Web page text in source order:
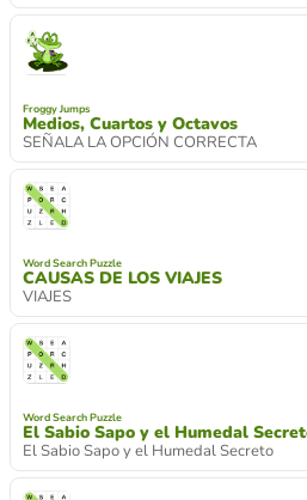
Froggy Jumps
Medios, Cuartos y Octavos
SEÑALA LA OPCIÓN CORRECTA
Word Search Puzzle
CAUSAS DE LOS VIAJES
VIAJES
Word Search Puzzle
El Sabio Sapo y el Humedal
El Sabio Sapo y el Humedal Secreto